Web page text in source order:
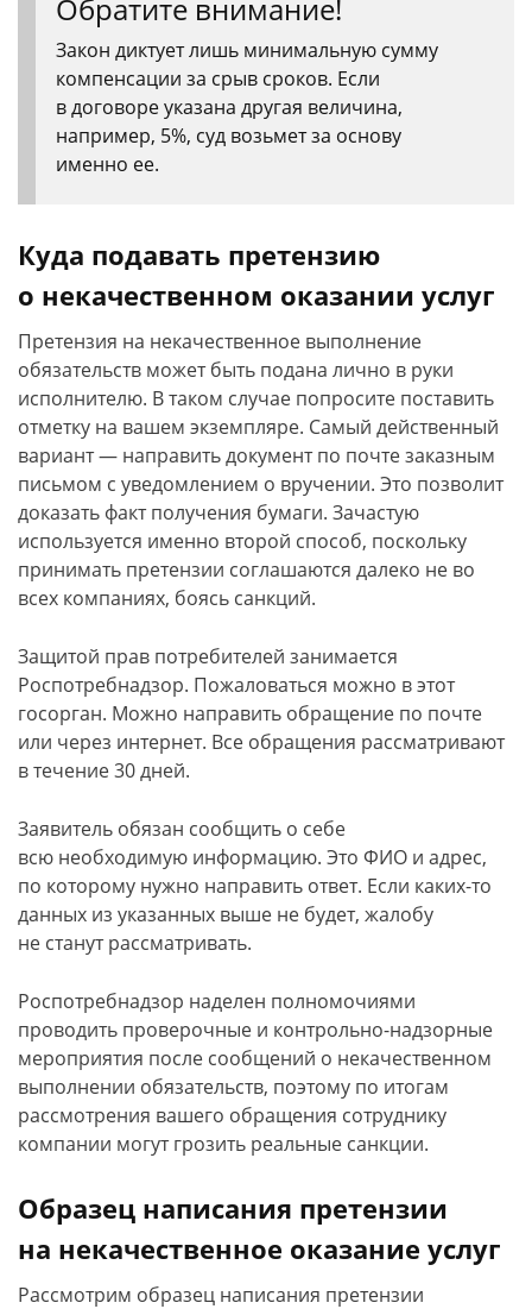
Обратите внимание!
Закон диктует лишь минимальную сумму
компенсации за срыв сроков. Если
в договоре указана другая величина,
например, 5%, суд возьмет за основу
именно ее.
Куда подавать претензию
о некачественном оказании услуг
Претензия на некачественное выполнение
обязательств может быть подана лично в руки
исполнителю. В таком случае попросите поставить
отметку на вашем экземпляре. Самый действенный
вариант — направить документ по почте заказным
письмом с уведомлением о вручении. Это позволит
доказать факт получения бумаги. Зачастую
используется именно второй способ, поскольку
принимать претензии соглашаются далеко не во
всех компаниях, боясь санкций.
Защитой прав потребителей занимается
Роспотребнадзор. Пожаловаться можно в этот
госорган. Можно направить обращение по почте
или через интернет. Все обращения рассматривают
в течение 30 дней.
Заявитель обязан сообщить о себе
всю необходимую информацию. Это ФИО и адрес,
по которому нужно направить ответ. Если каких-то
данных из указанных выше не будет, жалобу
не станут рассматривать.
Роспотребнадзор наделен полномочиями
проводить проверочные и контрольно-надзорные
мероприятия после сообщений о некачественном
выполнении обязательств, поэтому по итогам
рассмотрения вашего обращения сотруднику
компании могут грозить реальные санкции.
Образец написания претензии
на некачественное оказание услуг
Рассмотрим образец написания претензии